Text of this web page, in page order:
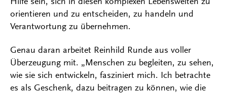
orientieren und zu entscheiden, zu handeln und
Verantwortung zu übernehmen.
Genau daran arbeitet Reinhild Runde aus voller
Überzeugung mit. „Menschen zu begleiten, zu sehen,
wie sie sich entwickeln, fasziniert mich. Ich betrachte
es als Geschenk, dazu beitragen zu können, wie die